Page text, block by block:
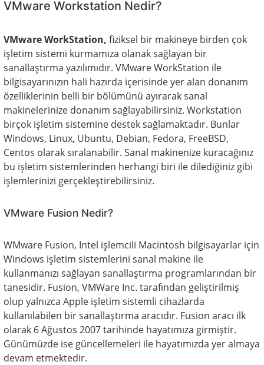
VMware Workstation Nedir?
VMware WorkStation, fiziksel bir makineye birden çok
işletim sistemi kurmamıza olanak sağlayan bir
sanallaştırma yazılımıdır. VMware WorkStation ile
bilgisayarınızın hali hazırda içerisinde yer alan donanım
özelliklerinin belli bir bölümünü ayırarak sanal
makinelerinize donanım sağlayabilirsiniz. Workstation
birçok işletim sistemine destek sağlamaktadır. Bunlar
Windows, Linux, Ubuntu, Debian, Fedora, FreeBSD,
Centos olarak sıralanabilir. Sanal makinenize kuracağınız
bu işletim sistemlerinden herhangi biri ile dilediğiniz gibi
işlemlerinizi gerçekleştirebilirsiniz.
VMware Fusion Nedir?
WMware Fusion, Intel işlemcili Macintosh bilgisayarlar için
Windows işletim sistemlerini sanal makine ile
kullanmanızı sağlayan sanallaştırma programlarından bir
tanesidir. Fusion, VMWare Inc. tarafından geliştirilmiş
olup yalnızca Apple işletim sistemli cihazlarda
kullanılabilen bir sanallaştırma aracıdır. Fusion aracı ilk
olarak 6 Ağustos 2007 tarihinde hayatımıza girmiştir.
Günümüzde ise güncellemeleri ile hayatımızda yer almaya
devam etmektedir.